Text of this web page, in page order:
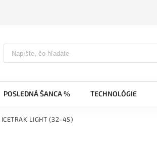
POSLEDNÁ ŠANCA % TECHNOLÓGIE
LIGHT (32-45)